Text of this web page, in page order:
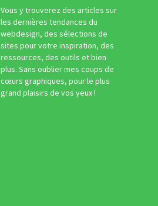
Vous y trouverez des articles sur
les dernières tendances du
webdesign, des sélections de
sites pour votre inspiration, des
ressources, des outils et bien
plus. Sans oublier mes coups de
cœurs graphiques, pour le plus
grand plaisirs de vos yeux !